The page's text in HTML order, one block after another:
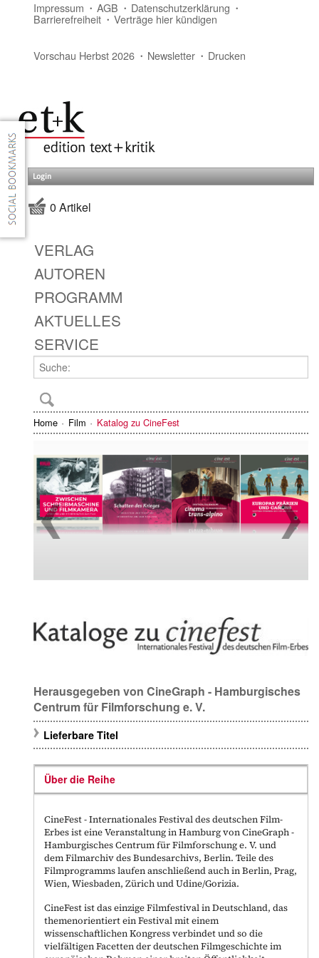
Impressum AGB Datenschutzerklärung
Barrierefreiheit Verträge hier kündigen
Vorschau Herbst 2026 Newsletter Drucken
Login
0 Artikel
VERLAG
AUTOREN
PROGRAMM
AKTUELLES
SERVICE
Home Film Katalog zu CineFest
Herausgegeben von CineGraph - Hamburgisches
Centrum für Filmforschung e. V.
Lieferbare Titel
Über die Reihe
CineFest - Internationales Festival des deutschen Film-
Erbesist eine Veranstaltung in Hamburg vonCineGraph -
Hamburgisches Centrum für Filmforschung e. V. und
demFilmarchiv des Bundesarchivs, Berlin. Teile des
Filmprogramms laufen anschließend auch in Berlin, Prag,
Wien, Wiesbaden, Zürich und Udine/Gorizia.
CineFest ist das einzige Filmfestival in Deutschland, das
themenorientiert ein Festival mit einem
wissenschaftlichen Kongress verbindet und so die
vielfältigen Facetten der deutschen Filmgeschichte im